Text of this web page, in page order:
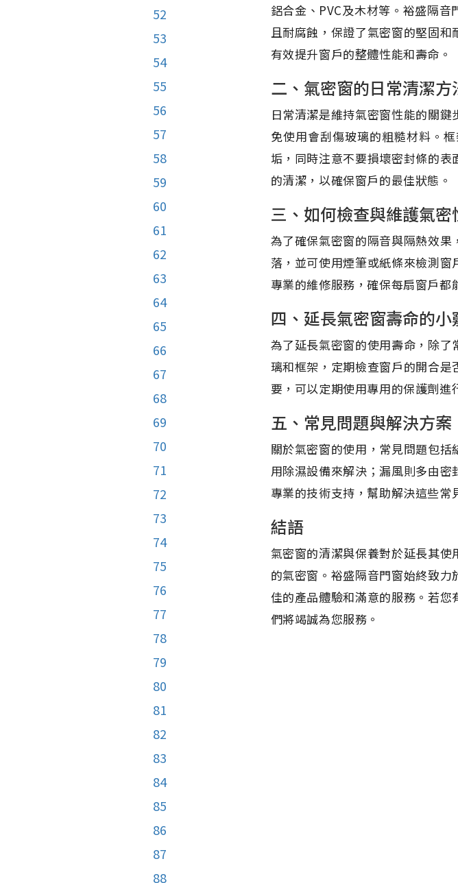
52
53
54
55
56
57
58
59
60
61
62
63
64
65
66
67
68
69
70
71
72
73
74
75
76
77
78
79
80
81
82
83
84
85
86
87
88
鋁合金、PVC及木材等。裕盛隔
且耐腐蝕，保證了氣密窗的堅固
有效提升窗戶的整體性能和壽命。
二、氣密窗的日常清潔方
日常清潔是維持氣密窗性能的關
免使用會刮傷玻璃的粗糙材料。
垢，同時注意不要損壞密封條的
的清潔，以確保窗戶的最佳狀態。
三、如何檢查與維護氣密
為了確保氣密窗的隔音與隔熱效
落，並可使用煙筆或紙條來檢測
專業的維修服務，確保每扇窗戶都
四、延長氣密窗壽命的小
為了延長氣密窗的使用壽命，除
璃和框架，定期檢查窗戶的開合
要，可以定期使用專用的保護劑進
五、常見問題與解決方案
關於氣密窗的使用，常見問題包
用除濕設備來解決；漏風則多由
專業的技術支持，幫助解決這些常
結語
氣密窗的清潔與保養對於延長其
的氣密窗。裕盛隔音門窗始終致
佳的產品體驗和滿意的服務。若
們將竭誠為您服務。